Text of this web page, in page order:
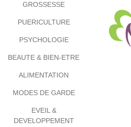
GROSSESSE
PUERICULTURE
PSYCHOLOGIE
BEAUTE & BIEN-ETRE
ALIMENTATION
MODES DE GARDE
EVEIL &
DEVELOPPEMENT